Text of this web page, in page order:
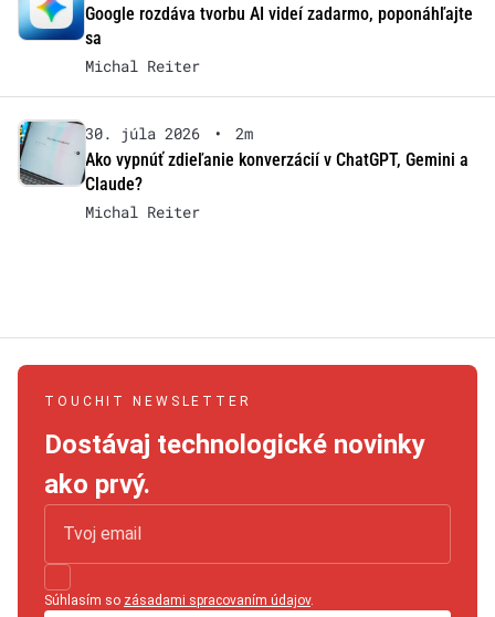
Google rozdáva tvorbu AI videí zadarmo, poponáhľajte
sa
Michal Reiter
30. júla 2026 •
2m
Ako vypnúť zdieľanie konverzácií v ChatGPT, Gemini a
Claude?
Michal Reiter
TOUCHIT NEWSLETTER
Dostávaj technologické novinky
ako prvý.
Súhlasím so zásadami spracovaním údajov.